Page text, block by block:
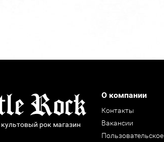
рок магазин
О компании
Контакты
Вакансии
Пользовательское